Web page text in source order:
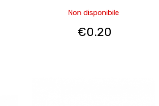
Non disponibile
€0.20